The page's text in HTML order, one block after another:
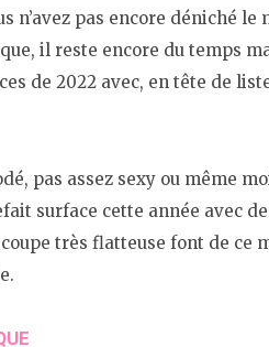
n’avez pas encore déniché
il reste encore du temps
de 2022 avec, en tête de
pas assez sexy ou même
surface cette année avec
très flatteuse font de ce